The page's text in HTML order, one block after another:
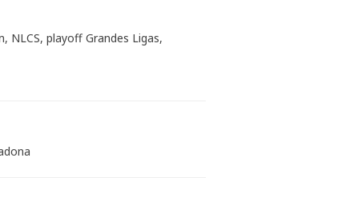
, NLCS, playoff Grandes Ligas,